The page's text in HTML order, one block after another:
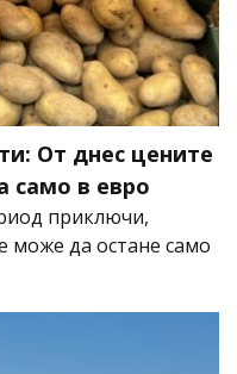
От днес цените
само в евро
приключи,
може да остане само